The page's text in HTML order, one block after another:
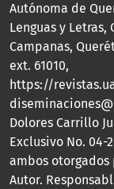
Autónoma de
Lenguas y Letras,
Campanas,
ext. 61010,
https://
Dolores Carrillo
Exclusivo No. 04-
ambos
Autor.